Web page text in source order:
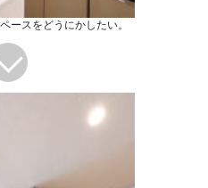
ースをどうにかしたい。